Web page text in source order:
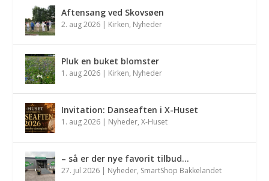
Aftensang ved Skovsøen
2. aug 2026 | Kirken, Nyheder
Pluk en buket blomster
1. aug 2026 | Kirken, Nyheder
Invitation: Danseaften i X-Huset
1. aug 2026 | Nyheder,X-Huset
– så er der nye favorit tilbud…
27. jul 2026 | Nyheder, SmartShop Bakkelandet